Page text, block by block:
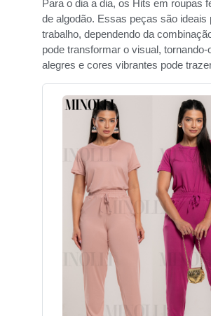
Para o dia a dia, os Hits em roupas
de algodão. Essas peças são
trabalho, dependendo da
pode transformar o visual,
alegres e cores vibrantes pode